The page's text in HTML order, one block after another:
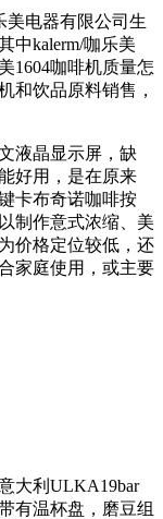
美电器有限公司生
中kalerm/咖乐美
1604咖啡机质量怎
和饮品原料销售，
液晶显示屏，缺
好用，是在原来
卡布奇诺咖啡按
制作意式浓缩、美
价格定位较低，还
家庭使用，或主要
大利ULKA19bar
有温杯盘，磨豆组